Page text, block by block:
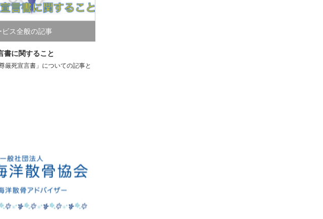
ビス全般の記事
書に関すること
厳死宣言書」についての記事と